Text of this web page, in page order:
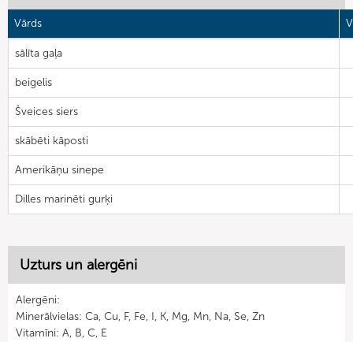
Vārds
sālīta gaļa
beigelis
Šveices siers
skābēti kāposti
Amerikāņu sinepe
Dilles marinēti gurķi
Uzturs un alergēni
Alergēni:
Minerālvielas: Ca, Cu, F, Fe, I, K, Mg, Mn, Na, Se, Zn
Vitamīni: A, B, C, E